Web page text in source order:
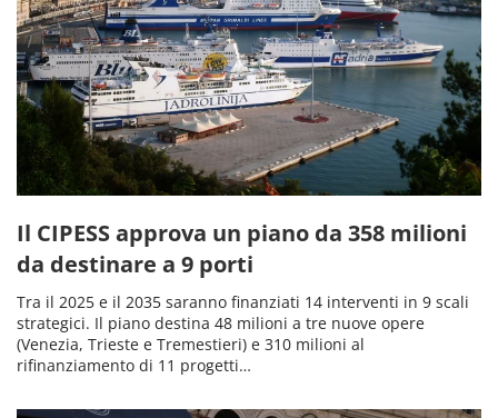
Il CIPESS approva un piano da 358 milioni
da destinare a 9 porti
Tra il 2025 e il 2035 saranno finanziati 14 interventi in 9 scali
strategici. Il piano destina 48 milioni a tre nuove opere
(Venezia, Trieste e Tremestieri) e 310 milioni al
rifinanziamento di 11 progetti…